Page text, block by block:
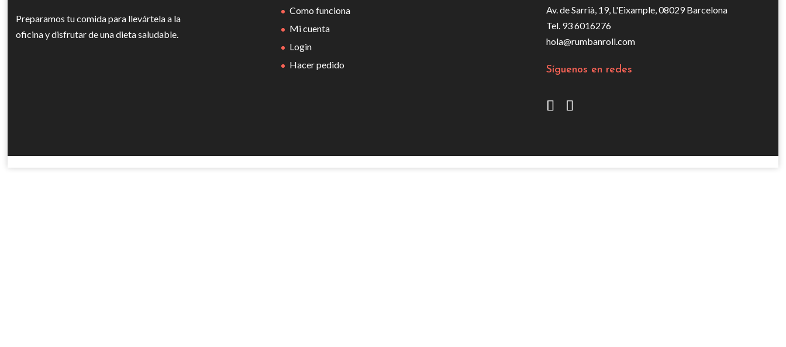
Preparamos tu comida para llevártela a la
oficina y disfrutar de una dieta saludable.
Como funciona
Mi cuenta
Login
Hacer pedido
Av. de Sarrià, 19, L'Eixample, 08029 Barcelona
Tel. 93 6016276
hola@rumbanroll.com
Síguenos en redes